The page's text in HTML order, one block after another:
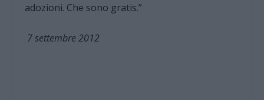
adozioni. Che sono gratis.”
7 settembre 2012